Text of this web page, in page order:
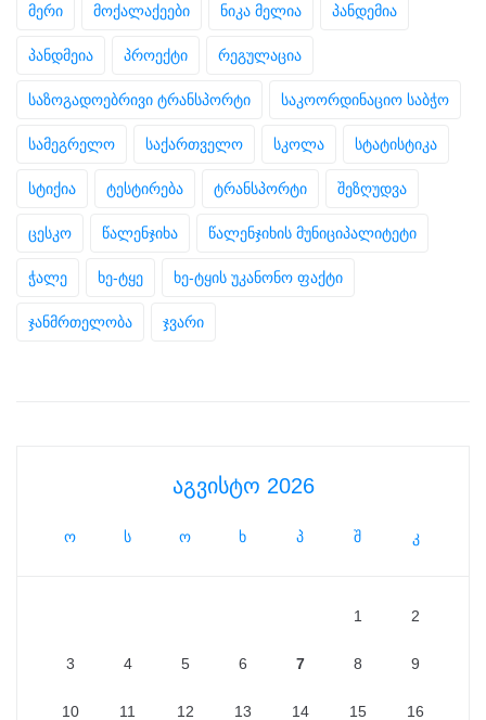
მერი მოქალაქეები ნიკა მელია პანდემია
პანდმეია პროექტი რეგულაცია
საზოგადოებრივი ტრანსპორტი საკოორდინაციო საბჭო
სამეგრელო საქართველო სკოლა სტატისტიკა
სტიქია ტესტირება ტრანსპორტი შეზღუდვა
ცესკო წალენჯიხა წალენჯიხის მუნიციპალიტეტი
ჭალე ხე-ტყე ხე-ტყის უკანონო ფაქტი
ჯანმრთელობა ჯვარი
აგვისტო 2026
ო ს ო ხ პ შ კ
1 2
3 4 5 6 7 8 9
10 11 12 13 14 15 16